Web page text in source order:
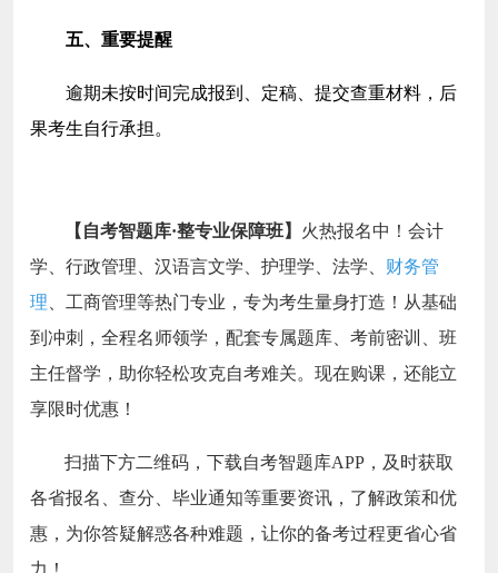
五、重要提醒
逾期未按时间完成报到、定稿、提交查重材料，后
果考生自行承担。
【自考智题库·整专业保障班】 火热报名中！ 会计
学、行政管理、汉语言文学、护理学、法学、 财务管
理 、工商管理等热门专业，专为考生量身打造！从基础
到冲刺，全程名师领学，配套专属题库、考前密训、班
主任督学，助你轻松攻克自考难关。 现在购课，还能立
享限时优惠！
扫描下方二维码，下载自考智题库APP，及时获取
各省报名、查分、毕业通知等重要资讯，了解政策和优
惠，为你答疑解惑各种难题，让你的备考过程更省心省